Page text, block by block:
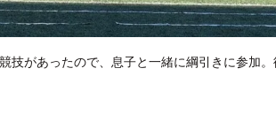
技があったので、息子と一緒に綱引きに参加